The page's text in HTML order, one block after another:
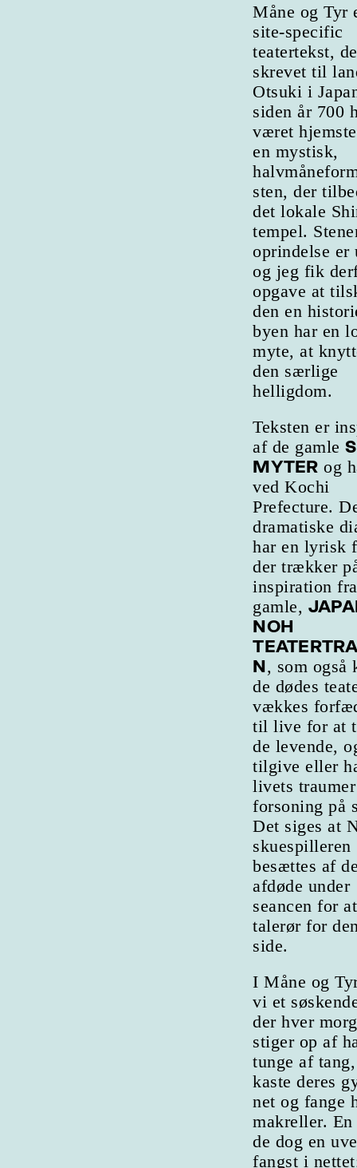
Måne og Tyr
site-specific
teatertekst,
skrevet til
Otsuki i
siden år 700
været
en mystisk,
sten, der
det lokale
tempel.
oprindelse er
og jeg fik
opgave at
den en
byen har en
myte, at
den særlige
helligdom.
Teksten er
af de gamle
MYTER og
ved Kochi
Prefecture.
dramatiske
har en lyrisk
der trækker
inspiration
gamle,
NOH
N, som også
de dødes
vækkes
til live for at
de levende,
tilgive eller
livets
forsoning på
Det siges at
skuespilleren
besættes af
afdøde under
seancen for
talerør for
side.
I Måne og
vi et
der hver
stiger op af
tunge af
kaste deres
net og fange
makreller.
de dog en
fangst i